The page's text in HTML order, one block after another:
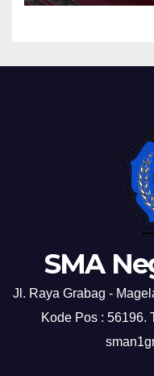
SMA
Jl. Raya Grabag -
Kode Pos : 56196.